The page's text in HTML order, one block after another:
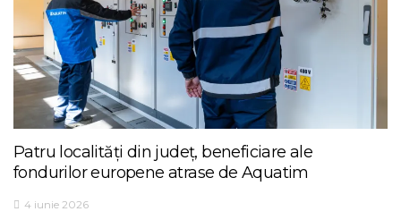
Patru localități din județ, beneficiare ale
fondurilor europene atrase de Aquatim
4 iunie 2026